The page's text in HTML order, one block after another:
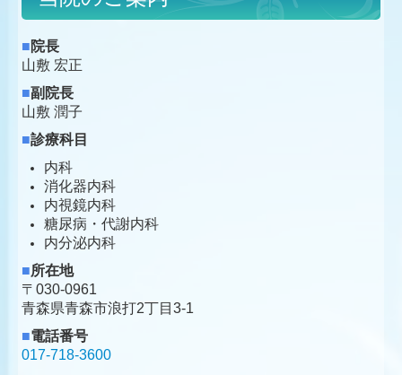
■院長
山敷 宏正
■副院長
山敷 潤子
■診療科目
内科
消化器内科
内視鏡内科
糖尿病・代謝内科
内分泌内科
■所在地
〒030-0961
青森県青森市浪打2丁目3-1
■電話番号
017-718-3600